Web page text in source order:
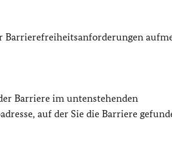
Barrierefreiheitsanforderungen
Barriere im untenstehenden
auf der Sie die Barriere